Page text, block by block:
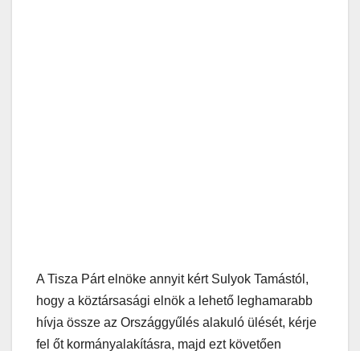
A Tisza Párt elnöke annyit kért Sulyok Tamástól,
hogy a köztársasági elnök a lehető leghamarabb
hívja össze az Országgyűlés alakuló ülését, kérje
fel őt kormányalakításra, majd ezt követően